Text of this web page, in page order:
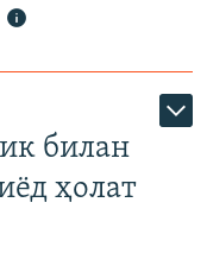
билан
ҳолат